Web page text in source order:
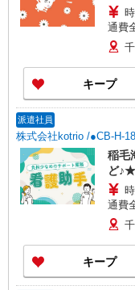
通費
キープ
派遣社員
株式会社kotrio /●CB-H-
稲毛
ど
通費
キープ